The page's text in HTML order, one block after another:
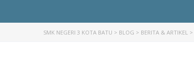
SMK NEGERI 3 KOTA BATU > BLOG > BERITA & ARTIKEL >